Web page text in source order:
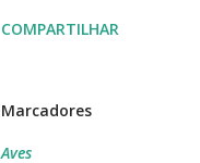
COMPARTILHAR
Marcadores
Aves